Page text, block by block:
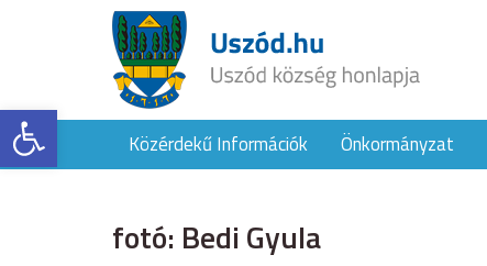
Eszköztár megnyitásaKözérdekű Információk Önkormányzat
fotó: Bedi Gyula